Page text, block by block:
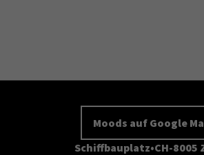
Moods auf Google
Schiffbauplatz CH-8005